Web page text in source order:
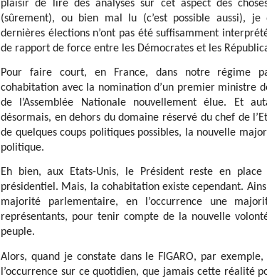
plaisir de lire des analyses sur cet aspect des
(sûrement), ou bien mal lu (c’est possible aussi), je
dernières élections n’ont pas été suffisamment
de rapport de force entre les Démocrates et les
Pour faire court, en France, dans notre régime
cohabitation avec la nomination d’un premier ministre
de l’Assemblée Nationale nouvellement élue. Et
désormais, en dehors du domaine réservé du chef de
de quelques coups politiques possibles, la nouvelle
politique.
Eh bien, aux Etats-Unis, le Président reste en
présidentiel. Mais, la cohabitation existe cependant.
majorité parlementaire, en l’occurrence une
représentants, pour tenir compte de la nouvelle
peuple.
Alors, quand je constate dans le FIGARO, par
l’occurrence sur ce quotidien, que jamais cette réalité